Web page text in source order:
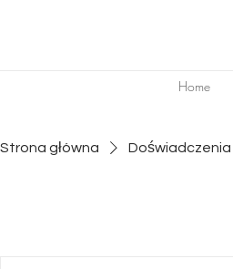
Home
Strona główna Doświadczenia